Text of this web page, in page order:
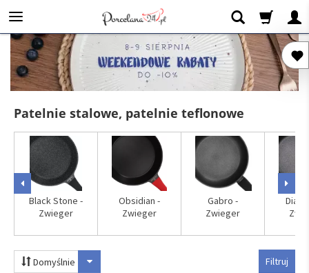
Patelnie stalowe, patelnie teflonowe
Black Stone -
Zwieger
Obsidian -
Zwieger
Gabro -
Zwieger
Filtruj
Domyślnie